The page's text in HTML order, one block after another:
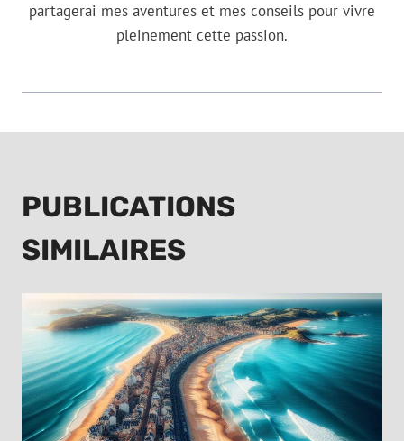
partagerai mes aventures et mes conseils pour vivre
pleinement cette passion.
PUBLICATIONS
SIMILAIRES